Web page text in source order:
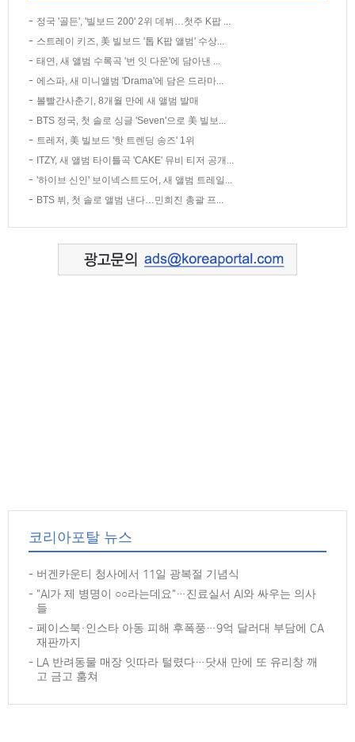
정국 '골든', '빌보드 200' 2위 데뷔…첫주 K팝 ...
스트레이 키즈, 美 빌보드 '톱 K팝 앨범' 수상...
태연, 새 앨범 수록곡 '번 잇 다운'에 담아낸 ...
에스파, 새 미니앨범 'Drama'에 담은 드라마...
볼빨간사춘기, 8개월 만에 새 앨범 발매
BTS 정국, 첫 솔로 싱글 'Seven'으로 美 빌보...
트레저, 美 빌보드 '핫 트렌딩 송즈' 1위
ITZY, 새 앨범 타이틀곡 'CAKE' 뮤비 티저 공개...
'하이브 신인' 보이넥스트도어, 새 앨범 트레일...
BTS 뷔, 첫 솔로 앨범 낸다…민희진 총괄 프...
코리아포탈 뉴스
버겐카운티 청사에서 11일 광복절 기념식
"AI가 제 병명이 ○○라는데요"…진료실서 AI와 싸우는 의사
들
페이스북·인스타 아동 피해 후폭풍…9억 달러대 부담에 CA
재판까지
LA 반려동물 매장 잇따라 털렸다…닷새 만에 또 유리창 깨
고 금고 훔쳐